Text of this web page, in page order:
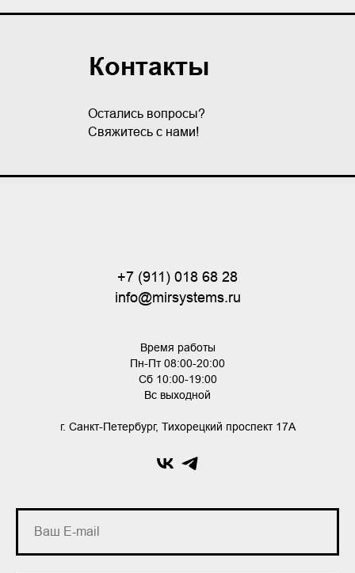
Контакты
Остались вопросы?
Свяжитесь с нами!
+7 (911) 018 68 28
info@mirsystems.ru
Время работы
Пн-Пт 08:00-20:00
Сб 10:00-19:00
Вс выходной
г. Санкт-Петербург, Тихорецкий проспект 17А